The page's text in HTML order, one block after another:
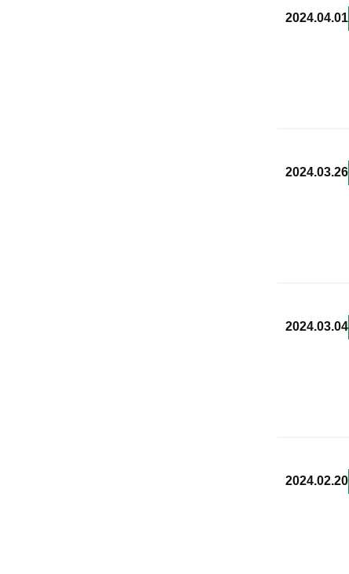
2024.04.01
2024.03.26
2024.03.04
2024.02.20